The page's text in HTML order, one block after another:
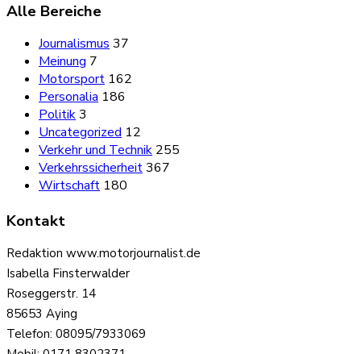
Alle Bereiche
Journalismus 37
Meinung 7
Motorsport 162
Personalia 186
Politik3
Uncategorized 12
Verkehr und Technik 255
Verkehrssicherheit367
Wirtschaft 180
Kontakt
Redaktion www.motorjournalist.de
Isabella Finsterwalder
Roseggerstr. 14
85653 Aying
Telefon: 08095/7933069